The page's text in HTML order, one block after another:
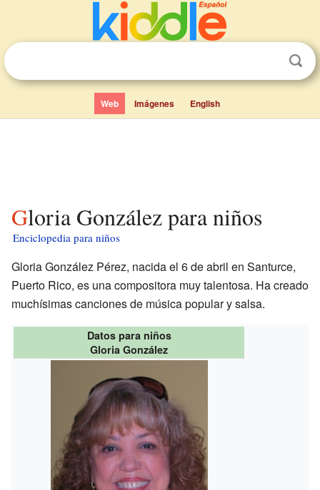
Web Imágenes English
Gloria González para niños
Enciclopedia para niños
Gloria González Pérez, nacida el 6 de abril en Santurce,
Puerto Rico, es una compositora muy talentosa. Ha creado
muchísimas canciones de música popular y salsa.
Datos para niños
Gloria González